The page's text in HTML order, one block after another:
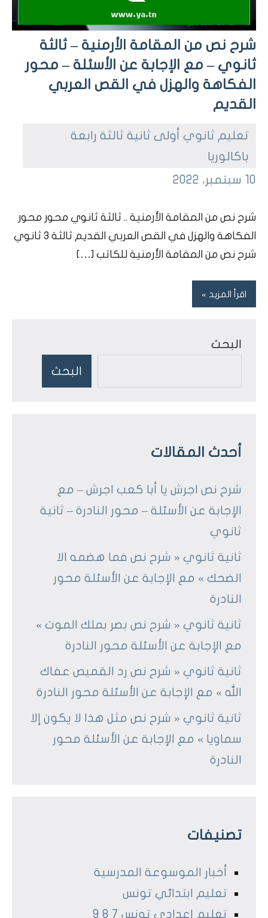
شرح نص من المقامة الأرمنية – ثالثة
ثانوي – مع الإجابة عن الأسئلة – محور
الفكاهة والهزل في القص العربي
القديم
تعليم ثانوي أولى ثانية ثالثة رابعة
باكالوريا
10 سبتمبر، 2022
ta7dhir
char7nas
bou7outh
شرح نص من المقامة الأرمنية .. ثالثة ثانوي محور محور
الفكاهة والهزل في القص العربي القديم ثالثة 3 ثانوي
شرح نص من المقامة الأرمنية للكاتب […]
اقرأ المزيد
البحث
البحث
أحدث المقالات
شرح نص اجرش يا أبا كعب اجرش – مع
الإجابة عن الأسئلة – محور النادرة – ثانية
ثانوي
ثانية ثانوي « شرح نص فما هضمه الا
الضحك » مع الإجابة عن الأسئلة محور
النادرة
ثانية ثانوي « شرح نص بصر بملك الموت »
مع الإجابة عن الأسئلة محور النادرة
ثانية ثانوي « شرح نص رد القميص عفاك
الله » مع الإجابة عن الأسئلة محور النادرة
ثانية ثانوي « شرح نص مثل هذا لا يكون إلا
سماويا » مع الإجابة عن الأسئلة محور
النادرة
تصنيفات
أخبار الموسوعة المدرسية
تعليم ابتدائي تونس
تعليم اعدادي تونس 7 8 9